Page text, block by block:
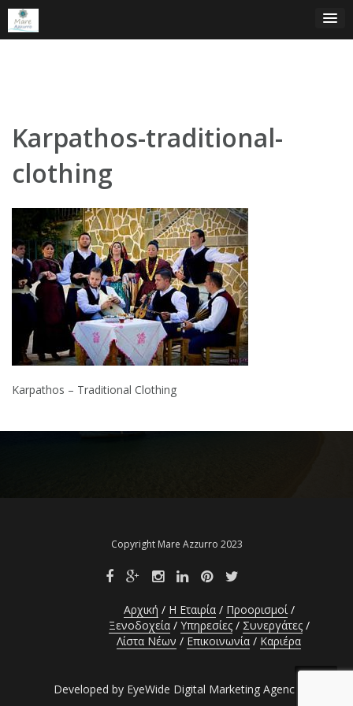
Skip
content
Karpathos-traditional-
clothing
Karpathos – Traditional Clothing
Copyright Mare Azzurro 2023
Αρχική Η Εταιρία
Προορισμοί
Ξενοδοχεία
Υπηρεσίες
Συνεργάτες
Λίστα Νέων
Επικοινωνία Καριέρα
Developed by EyeWide Digital Marketing Agency